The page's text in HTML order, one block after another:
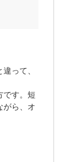
って、
です。短
がら、オ